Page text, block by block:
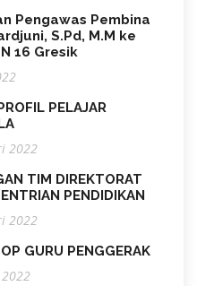
Pengawas Pembina
S.Pd, M.M ke
16 Gresik
PELAJAR
2022
TIM DIREKTORAT
PENDIDIKAN
2022
GURU PENGGERAK